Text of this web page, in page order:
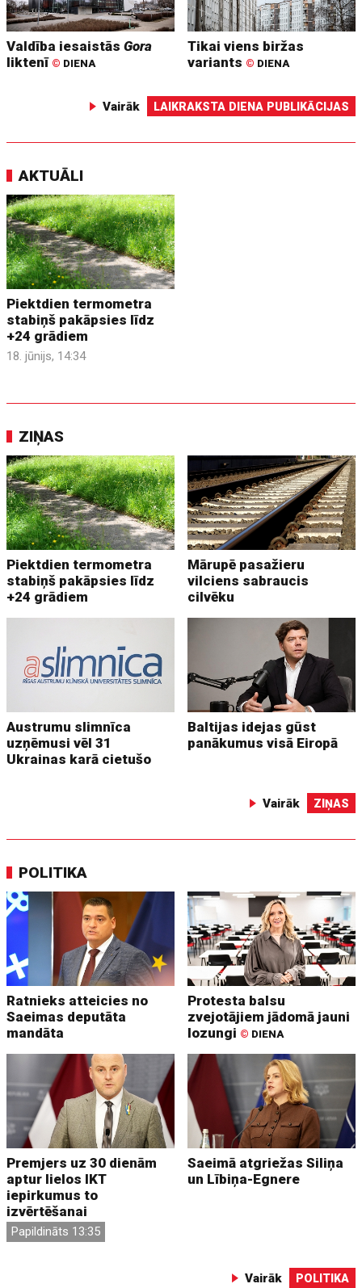
Valdība iesaistāsGora
liktenī © DIENA
Tikai viens biržas
variants © DIENA
Vairāk LAIKRAKSTA DIENA PUBLIKĀCIJAS
AKTUĀLI
Piektdien termometra
stabiņš pakāpsies līdz
+24 grādiem
18. jūnijs, 14:34
ZIŅAS
Piektdien termometra
stabiņš pakāpsies līdz
+24 grādiem
Mārupē pasažieru
vilciens sabraucis
cilvēku
Austrumu slimnīca
uzņēmusi vēl 31
Ukrainas karā cietušo
Baltijas idejas gūst
panākumus visā Eiropā
Vairāk ZIŅAS
POLITIKA
Ratnieks atteicies no
Saeimas deputāta
mandāta
Protesta balsu
zvejotājiem jādomā jauni
lozungi © DIENA
Premjers uz 30 dienām
aptur lielos IKT
iepirkumus to
izvērtēšanai
Papildināts 13:35
Saeimā atgriežas Siliņa
un Lībiņa-Egnere
Vairāk POLITIKA